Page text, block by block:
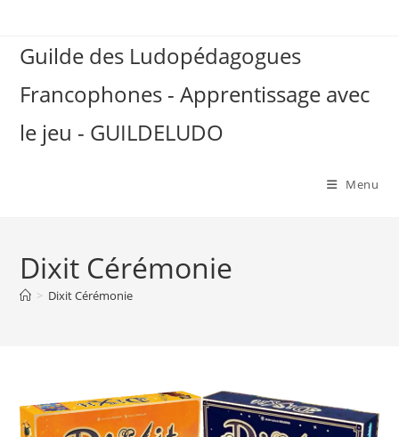
contentGuilde des Ludopédagogues
Francophones - Apprentissage avec
le jeu - GUILDELUDO
Menu
Dixit Cérémonie
> Dixit Cérémonie